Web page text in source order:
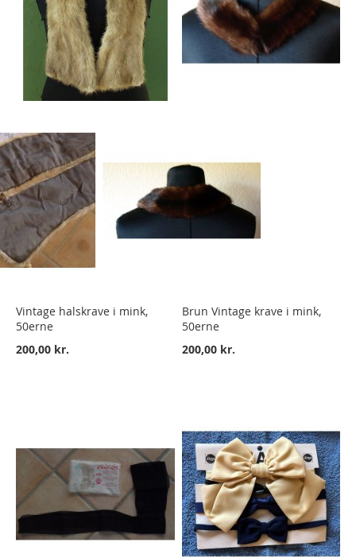
Vintage halskrave i mink,
50erne
200,00 kr.
Brun Vintage krave i mink,
50erne
200,00 kr.